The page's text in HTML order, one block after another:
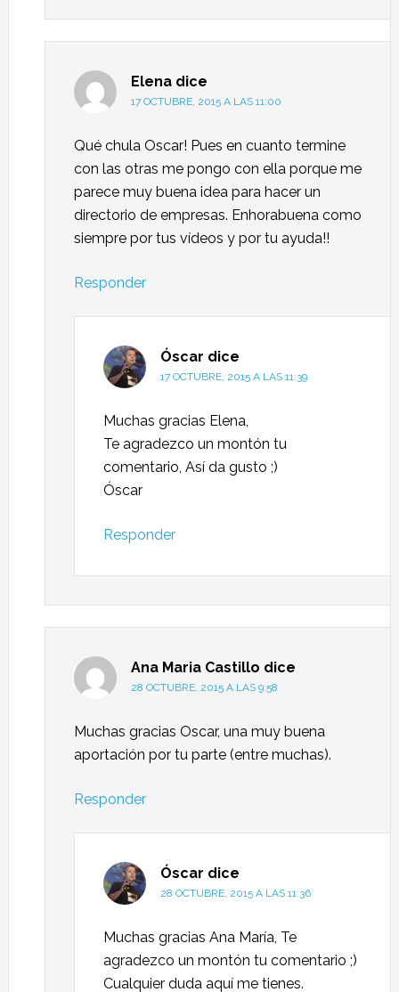
Elena dice
17 OCTUBRE, 2015 A LAS 11:00
Qué chula Oscar! Pues en cuanto termine
con las otras me pongo con ella porque me
parece muy buena idea para hacer un
directorio de empresas. Enhorabuena como
siempre por tus vídeos y por tu ayuda!!
Responder
Óscar dice
17 OCTUBRE, 2015 A LAS 11:39
Muchas gracias Elena,
Te agradezco un montón tu
comentario, Así da gusto ;)
Óscar
Responder
Ana Maria Castillo dice
28 OCTUBRE, 2015 A LAS 9:58
Muchas gracias Oscar, una muy buena
aportación por tu parte (entre muchas).
Responder
Óscar dice
28 OCTUBRE, 2015 A LAS 11:36
Muchas gracias Ana María, Te
agradezco un montón tu comentario ;)
Cualquier duda aquí me tienes.